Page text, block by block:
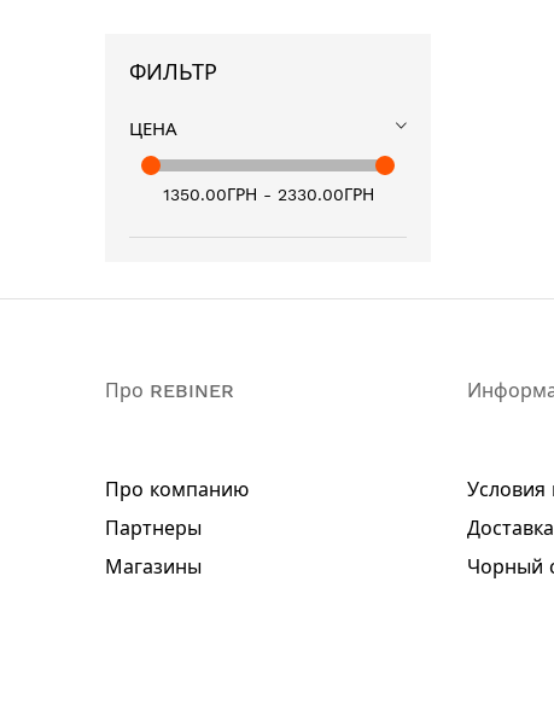
ФИЛЬТР
ЦЕНА
1350.00ГРН - 2330.00ГРН
Про REBINER
Про компанию
Партнеры
Магазины
Условия
Чорный